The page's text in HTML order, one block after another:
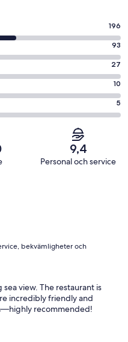
196
93
27
10
5
9,4
Personal och service
bekvämligheter och
view. The restaurant is
incredibly friendly and
recommended!